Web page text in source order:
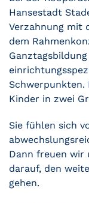
Hansestadt
Verzahnung mit
dem
Kinder in zwei
Sie fühlen sich
Dann freuen wir
darauf, den
gehen.